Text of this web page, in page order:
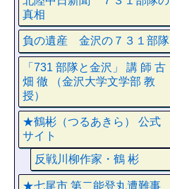
真相
負の遺産 金沢の７３１部隊
「731 部隊と金沢」 講 師 古
畑 徹 （金沢大学文学部 教
授）
★鶴彬（つるあきら） 公式
サイト
反戦川柳作家・鶴 彬
★七尾市 第二能登丸遭難事